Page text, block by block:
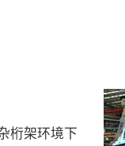
桁架环境下